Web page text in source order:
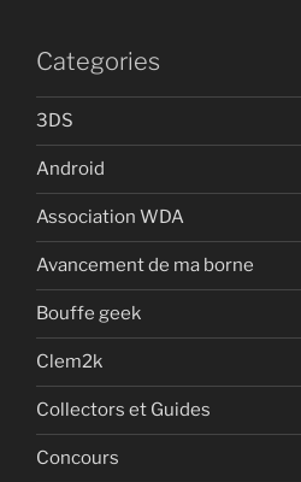
Categories
3DS
Android
Association WDA
Avancement de ma borne
Bouffe geek
Clem2k
Collectors et Guides
Concours